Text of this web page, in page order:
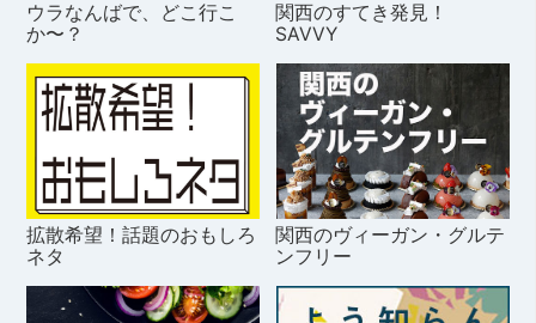
ウラなんばで、どこ行こ
か〜？
関西のすてき発見！
SAVVY
拡散希望！話題のおもしろ
ネタ
関西のヴィーガン・グルテ
ンフリー